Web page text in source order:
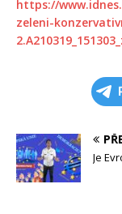
https://
zeleni-
Je